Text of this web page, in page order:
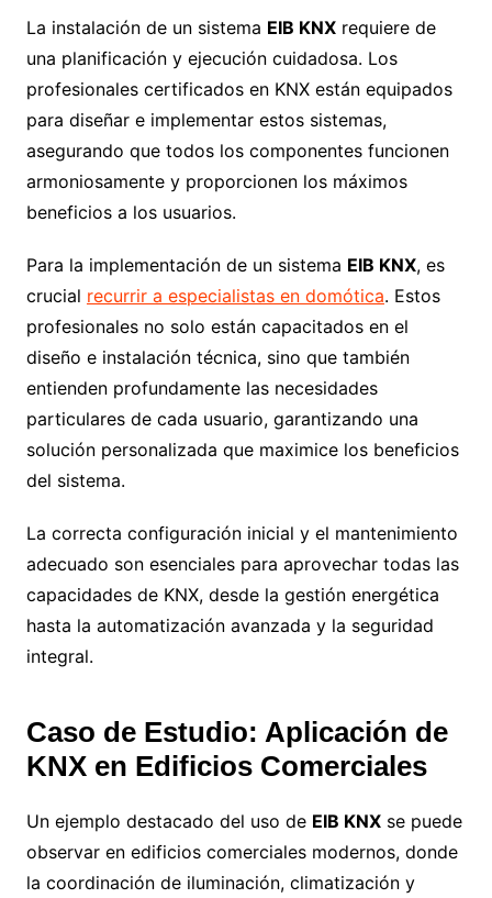
La instalación de un sistema EIB KNXrequiere de
una planificación y ejecución cuidadosa. Los
profesionales certificados en KNX están equipados
para diseñar e implementar estos sistemas,
asegurando que todos los componentes funcionen
armoniosamente y proporcionen los máximos
beneficios a los usuarios.
Para la implementación de un sistema EIB KNX, es
crucial recurrir a especialistas en domótica. Estos
profesionales no solo están capacitados en el
diseño e instalación técnica, sino que también
entienden profundamente las necesidades
particulares de cada usuario, garantizando una
solución personalizada que maximice los beneficios
del sistema.
La correcta configuración inicial y el mantenimiento
adecuado son esenciales para aprovechar todas las
capacidades de KNX, desde la gestión energética
hasta la automatización avanzada y la seguridad
integral.
Caso de Estudio: Aplicación de
KNX en Edificios Comerciales
Un ejemplo destacado del uso de EIB KNXse puede
observar en edificios comerciales modernos, donde
la coordinación de iluminación, climatización y